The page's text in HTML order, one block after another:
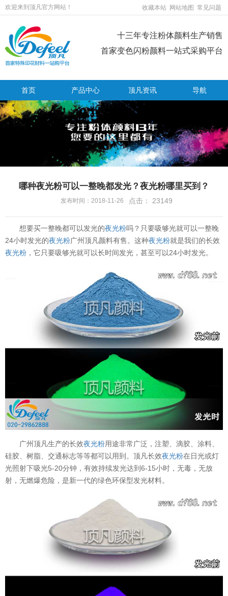
欢迎来到顶凡官方网站！ 收藏本站 网站地图 常见问题
十三年专注粉体颜料生产销售
首家变色闪粉颜料一站式采购平台
首页 产品中心 顶凡资讯 导航
哪种夜光粉可以一整晚都发光？夜光粉哪里买到？
发布时间：2018-11-26 点击： 23149
想要买一整晚都可以发光的夜光粉吗？只要吸够光就可以一整晚
24小时发光的夜光粉广州顶凡颜料有售。这种夜光粉就是我们的长效
夜光粉 ，它只要吸够光就可以长时间发光，甚至可以24小时发光。
广州顶凡生产的长效夜光粉用途非常广泛，注塑、滴胶、涂料、
硅胶、树脂、交通标志等等都可以用到。顶凡长效夜光粉在日光或灯
光照射下吸光5-20分钟，有效持续发光达到6-15小时，无毒，无放
射，无燃爆危险，是新一代的绿色环保型发光材料。